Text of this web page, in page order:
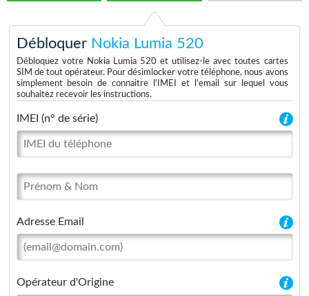
Débloquer Nokia Lumia 520
Débloquez votre Nokia Lumia 520 et utilisez-le avec toutes cartes
SIM de tout opérateur. Pour désimlocker votre téléphone, nous avons
simplement besoin de connaitre l'IMEI et l'email sur lequel vous
souhaitez recevoir les instructions.
IMEI (n° de série)
Adresse Email
Opérateur d'Origine